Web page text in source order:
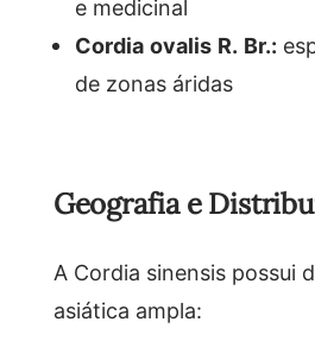
e medicinal
Cordia ovalis R. Br.:
de zonas áridas
Geografia e
A Cordia sinensis possui
asiática ampla: